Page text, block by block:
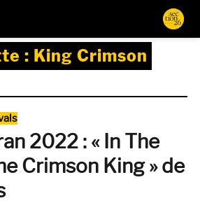
: King Crimson
2022 : « In The
Crimson King » de